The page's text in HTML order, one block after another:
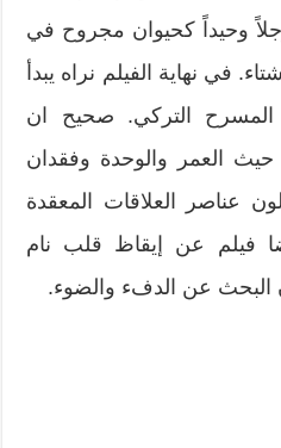
وحيداً كحيوان مجروح في
في نهاية الفيلم نراه يبدأ
المسرح التركي. صحيح ان
حيث العمر والوحدة وفقدان
عناصر العلاقات المعقدة
فيلم عن إيقاظ قلب نام
البحث عن الدفء والضوء.